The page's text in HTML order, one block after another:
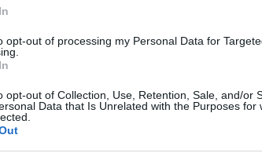
opt-out of processing my Personal Data for
opt-out of Collection, Use, Retention, Sale, and/or
Data that Is Unrelated with the Purposes for
a balesetben,
felfüggesztett fogházat kapott a férfi,
motorvonattal ütközött tavaly tavasszal.
ülésen elfogadta az ügyészség indítványát,